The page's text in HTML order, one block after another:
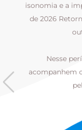
isonomia e a
de 2026
Nesse
acompanhem